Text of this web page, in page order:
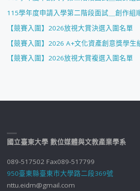
115學年度申請入學第二階段面試＿創作組
【競賽入圍】2026放視大賞決選入圍名單
【競賽入圍】2026 A+文化資產創意獎學生
【競賽入圍】2026放視大賞複選入圍名單
國立臺東大學 數位媒體與文教產業學系
089-517502 Fax089-517799
950臺東縣臺東市大學路二段369號
nttu.eidm@gmail.com